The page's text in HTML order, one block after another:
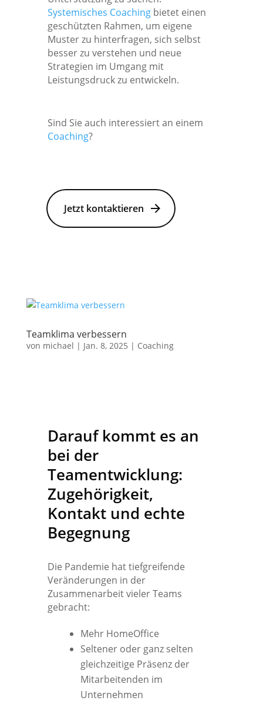
Systemisches Coachingbietet einen
geschützten Rahmen, um eigene
Muster zu hinterfragen, sich selbst
besser zu verstehen und neue
Strategien im Umgang mit
Leistungsdruck zu entwickeln.
Sind Sie auch interessiert an einem
Coaching?
Jetzt kontaktieren
Teamklima verbessern
von michael | Jan. 8, 2025 | Coaching
Darauf kommt es an
bei der
Teamentwicklung:
Zugehörigkeit,
Kontakt und echte
Begegnung
Die Pandemie hat tiefgreifende
Veränderungen in der
Zusammenarbeit vieler Teams
gebracht:
Mehr HomeOffice
Seltener oder ganz selten
gleichzeitige Präsenz der
Mitarbeitenden im
Unternehmen